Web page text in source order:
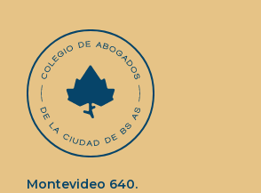
Montevideo 640.